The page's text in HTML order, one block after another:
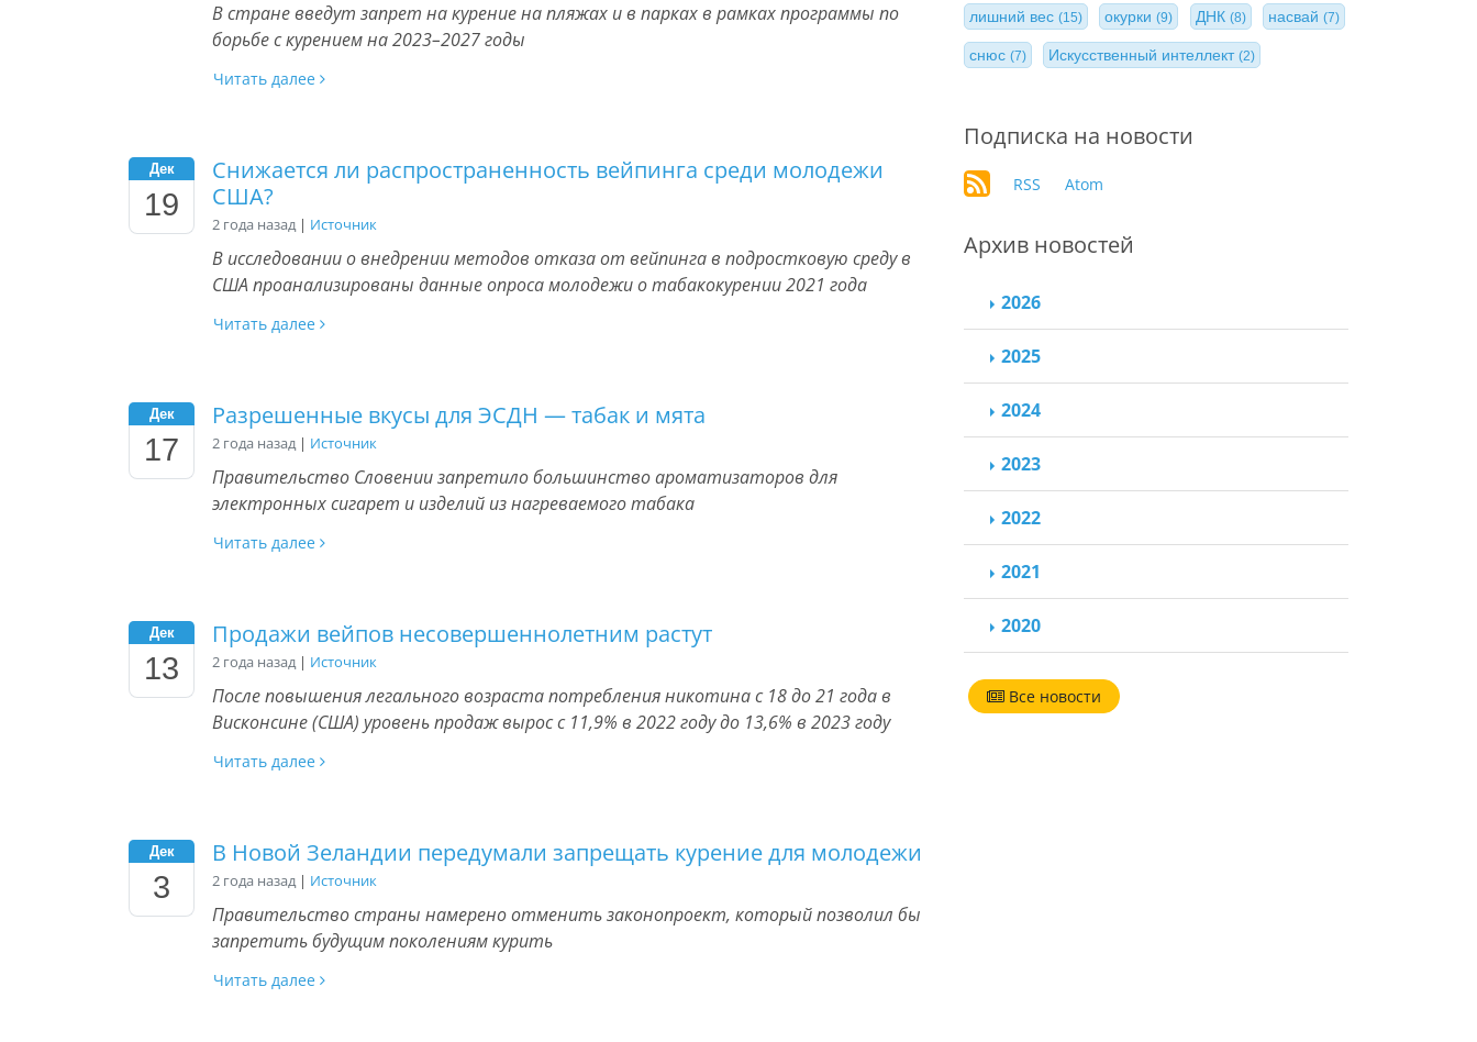
В стране введут запрет на курение на пляжах и в парках в рамках программы по
борьбе с курением на 2023–2027 годы
Читать далее
Дек
19
Снижается ли распространенность вейпинга среди молодежи
США?
2 года назад | Источник
В исследовании о внедрении методов отказа от вейпинга в подростковую среду в
США проанализированы данные опроса молодежи о табакокурении 2021 года
Читать далее
Дек
17
Разрешенные вкусы для ЭСДН — табак и мята
2 года назад | Источник
Правительство Словении запретило большинство ароматизаторов для
электронных сигарет и изделий из нагреваемого табака
Читать далее
Дек
13
Продажи вейпов несовершеннолетним растут
2 года назад | Источник
После повышения легального возраста потребления никотина с 18 до 21 года в
Висконсине (США) уровень продаж вырос с 11,9% в 2022 году до 13,6% в 2023 году
Читать далее
Дек
3
В Новой Зеландии передумали запрещать курение для молодежи
2 года назад | Источник
Правительство страны намерено отменить законопроект, который позволил бы
запретить будущим поколениям курить
Читать далее
лишний вес (15) окурки(9) ДНК (8) насвай(7)
снюс (7) Искусственный интеллект(2)
Подписка на новости
RSS Atom
Архив новостей
2026
2025
2024
2023
2022
2021
2020
Все новости